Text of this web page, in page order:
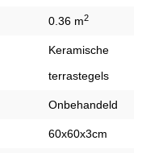
0.36 m2
Keramische
terrastegels
Onbehandeld
60x60x3cm